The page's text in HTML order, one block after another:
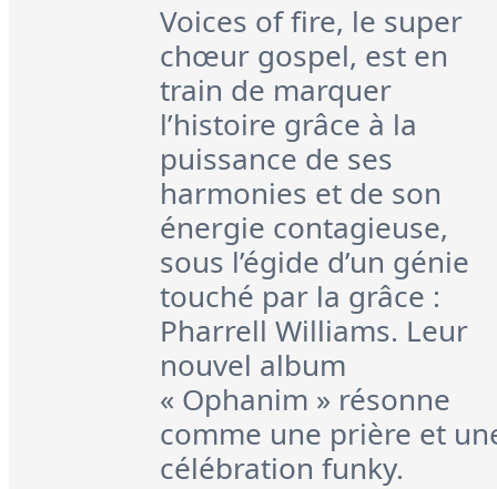
Voices of fire, le super
chœur gospel, est en
train de marquer
l’histoire grâce à la
puissance de ses
harmonies et de son
énergie contagieuse,
sous l’égide d’un génie
touché par la grâce :
Pharrell Williams. Leur
nouvel album
« Ophanim » résonne
comme une prière et
célébration funky.